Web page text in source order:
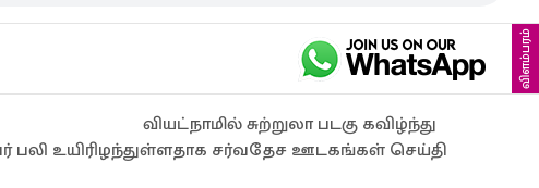
விளம்பரம்
வியட்நாமில் சுற்றுலா படகு கவிழ்ந்து
பலி உயிரிழந்துள்ளதாக சர்வதேச ஊடகங்கள் செய்தி